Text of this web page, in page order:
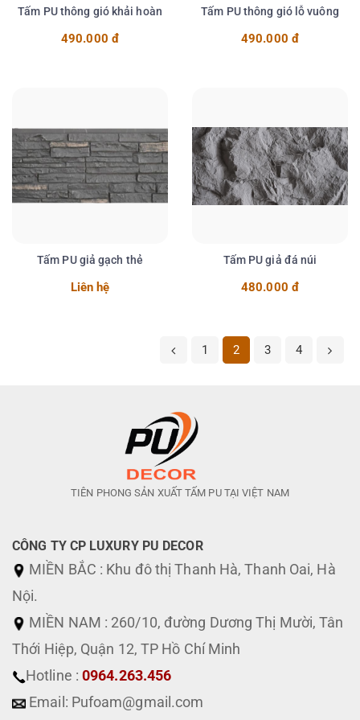
Tấm PU thông gió khải hoàn
490.000 đ
Tấm PU thông gió lỗ vuông
490.000 đ
Tấm PU giả gạch thẻ
Liên hệ
Tấm PU giả đá núi
480.000 đ
1 2 3 4
TIÊN PHONG SẢN XUẤT TẤM PU TẠI VIỆT NAM
CÔNG TY CP LUXURY PU DECOR
MIỀN BẮC : Khu đô thị Thanh Hà, Thanh Oai, Hà
Nội.
MIỀN NAM : 260/10, đường Dương Thị Mười, Tân
Thới Hiệp, Quận 12, TP Hồ Chí Minh
Hotline : 0964.263.456
Email: Pufoam@gmail.com